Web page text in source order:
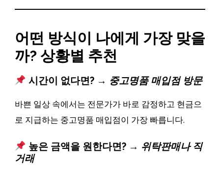
어떤 방식이 나에게 가장 맞을
까? 상황별 추천
시간이 없다면? → 중고명품 매입점 방문
바쁜 일상 속에서는 전문가가 바로 감정하고 현금으
로 지급하는 중고명품 매입점이 가장 빠릅니다.
높은 금액을 원한다면? → 위탁판매나 직
거래